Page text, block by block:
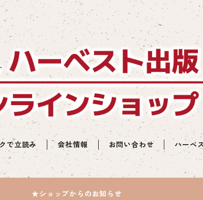
で立読み 会社情報 お問い合わせ ハーベ
★ショップからのお知らせ